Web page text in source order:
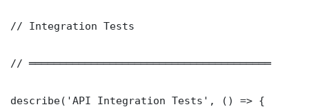
// Integration Tests
// ═══════════════════════════════════════
describe('API Integration Tests', () => {